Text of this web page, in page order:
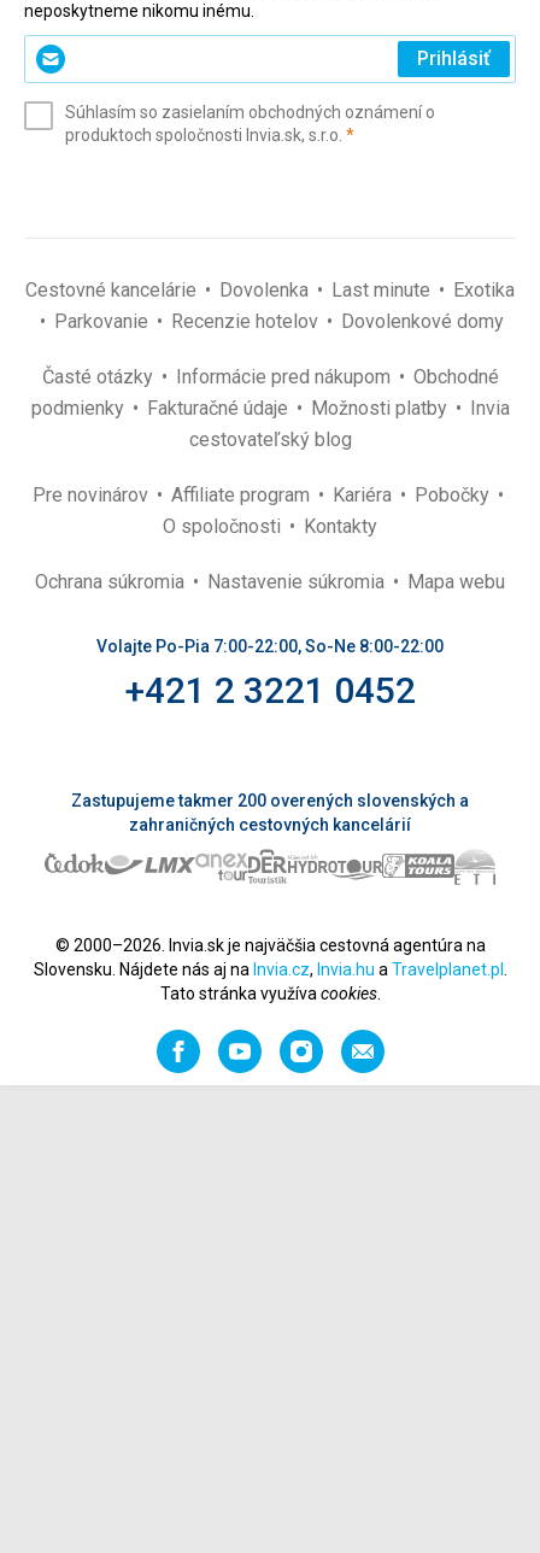
neposkytneme nikomu inému.
Zadajte
svoj
(povinné)
Prihlásiť
Súhlasím so zasielaním obchodných oznámení o
produktoch spoločnosti Invia.sk, s.r.o. *(povinné)
Cestovné kancelárie Dovolenka Last minute
Exotika
Parkovanie
Recenzie hotelov Dovolenkové domy
Časté otázky Informácie pred nákupom
Obchodné
podmienky
Fakturačné údaje Možnosti platby
Invia
cestovateľský blog
Pre novinárov Affiliate program Kariéra
Pobočky
O spoločnosti
Kontakty
Ochrana súkromia Nastavenie súkromia Mapa webu
Volajte Po-Pia 7:00-22:00, So-Ne 8:00-22:00
+421 2 3221 0452
Zastupujeme takmer 200 overených slovenských a
zahraničných cestovných kancelárií
© 2000–2026. Invia.sk je najväčšia cestovná agentúra na
Slovensku. Nájdete nás aj na Invia.cz, Invia.hu a Travelplanet.pl
Tato stránka využíva cookies.
FacebookYouTubeInstagramOdporučiť